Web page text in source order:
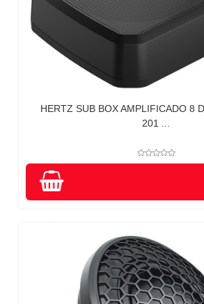
HERTZ SUB BOX AMPLIFICADO 8
201 ...